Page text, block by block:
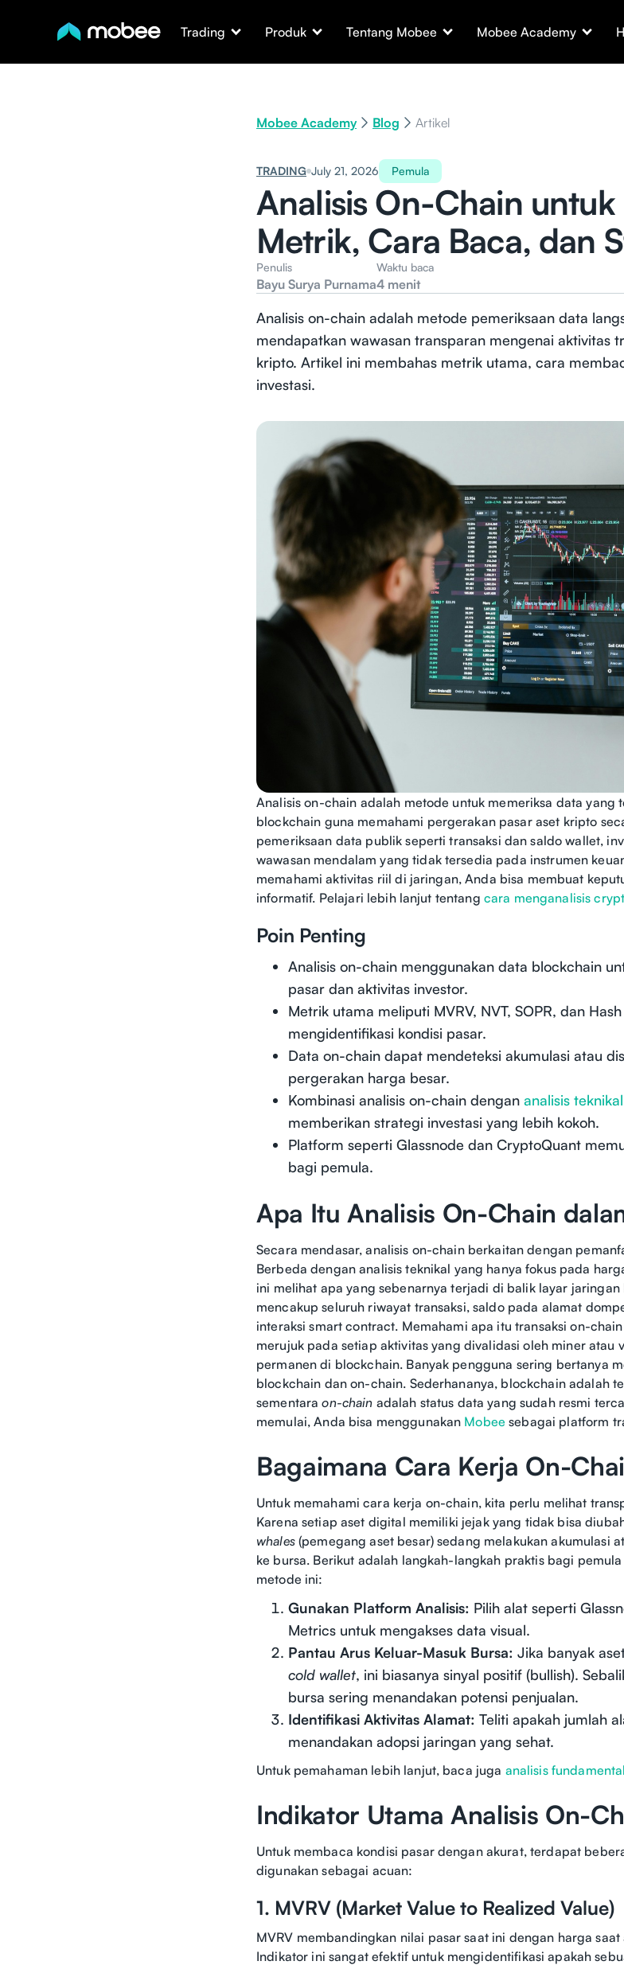
Trading Produk Tentang Mobee Mobee Academy
Mobee Academy Blog Artikel
Pemula
TRADING July 21, 2026
Analisis On-Chain untuk
Metrik, Cara Baca, dan
Penulis
Bayu Surya Purnama
Waktu baca
4 menit
Analisis on-chain adalah metode pemeriksaan data
mendapatkan wawasan transparan mengenai aktivitas
kripto. Artikel ini membahas metrik utama, cara
investasi.
Analisis on-chain adalah metode untuk memeriksa data yang
blockchain guna memahami pergerakan pasar aset kripto
pemeriksaan data publik seperti transaksi dan saldo wallet,
wawasan mendalam yang tidak tersedia pada instrumen
memahami aktivitas riil di jaringan, Anda bisa membuat
informatif. Pelajari lebih lanjut tentang cara menganalisis
Poin Penting
Analisis on-chain menggunakan data blockchain
pasar dan aktivitas investor.
Metrik utama meliputi MVRV, NVT, SOPR, dan
mengidentifikasi kondisi pasar.
Data on-chain dapat mendeteksi akumulasi atau
pergerakan harga besar.
Kombinasi analisis on-chain dengan analisis teknikal
memberikan strategi investasi yang lebih kokoh.
Platform seperti Glassnode dan CryptoQuant
bagi pemula.
Apa Itu Analisis On-Chain
Secara mendasar, analisis on-chain berkaitan dengan
Berbeda dengan analisis teknikal yang hanya fokus pada
ini melihat apa yang sebenarnya terjadi di balik layar
mencakup seluruh riwayat transaksi, saldo pada alamat
interaksi smart contract. Memahami apa itu transaksi on-
merujuk pada setiap aktivitas yang divalidasi oleh miner atau
permanen di blockchain. Banyak pengguna sering bertanya
blockchain dan on-chain. Sederhananya, blockchain adalah
sementaraon-chain adalah status data yang sudah resmi
memulai, Anda bisa menggunakan Mobee sebagai platform
Bagaimana Cara Kerja On-
Untuk memahami cara kerja on-chain, kita perlu melihat
Karena setiap aset digital memiliki jejak yang tidak bisa
whales(pemegang aset besar) sedang melakukan akumulasi
ke bursa. Berikut adalah langkah-langkah praktis bagi
metode ini:
Gunakan Platform Analisis: Pilih alat seperti
Metrics untuk mengakses data visual.
Pantau Arus Keluar-Masuk Bursa: Jika banyak
cold wallet, ini biasanya sinyal positif (bullish).
bursa sering menandakan potensi penjualan.
Identifikasi Aktivitas Alamat: Teliti apakah jumlah
menandakan adopsi jaringan yang sehat.
Untuk pemahaman lebih lanjut, baca juga analisis fundamental
Indikator Utama Analisis On-
Untuk membaca kondisi pasar dengan akurat, terdapat
digunakan sebagai acuan:
1. MVRV (Market Value to Realized Value)
MVRV membandingkan nilai pasar saat ini dengan harga
Indikator ini sangat efektif untuk mengidentifikasi apakah